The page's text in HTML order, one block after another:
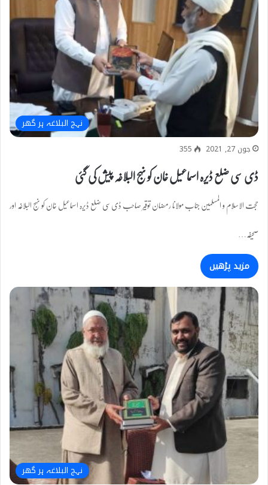
نہج البلاغہ ہر گھر
جون 27, 2021 355
ڈی سی ضلع ڈیرہ اسماعیل خان کو نہج البلاغہ پیش کی گئی
حجت الاسلام و المسلمین جناب مولانا رمضان توقیر صاحب ڈی سی ضلع ڈیرہ اسماعیل خان کو نہج البلاغہ اور
صحیفہ…
مزید پڑھیں
نہج البلاغہ ہر گھر